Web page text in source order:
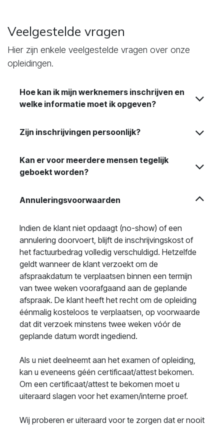
Veelgestelde vragen
Hier zijn enkele veelgestelde vragen over onze
opleidingen.
Hoe kan ik mijn werknemers inschrijven en
welke informatie moet ik opgeven?
Zijn inschrijvingen persoonlijk?
Kan er voor meerdere mensen tegelijk
geboekt worden?
Annuleringsvoorwaarden
Indien de klant niet opdaagt (no-show) of een
annulering doorvoert, blijft de inschrijvingskost of
het factuurbedrag volledig verschuldigd. Hetzelfde
geldt wanneer de klant verzoekt om de
afspraakdatum te verplaatsen binnen een termijn
van twee weken voorafgaand aan de geplande
afspraak. De klant heeft het recht om de opleiding
éénmalig kosteloos te verplaatsen, op voorwaarde
dat dit verzoek minstens twee weken vóór de
geplande datum wordt ingediend.
Als u niet deelneemt aan het examen of opleiding,
kan u eveneens géén certificaat/attest bekomen.
Om een certificaat/attest te bekomen moet u
uiteraard slagen voor het examen/interne proef.
Wij proberen er uiteraard voor te zorgen dat er nooit